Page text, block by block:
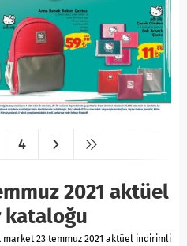
4
2021 aktüel
market 23 temmuz 2021 aktüel indirimli